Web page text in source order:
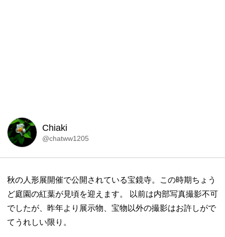
Chiaki
@chatww1205
秋の人形展開催で公開されている宝鏡寺。この時期ちょう
ど庭園の紅葉が見頃を迎えます。 以前は内部写真撮影不可
でしたが、昨年より展示物、宝物以外の撮影はお許しがで
てうれしい限り。